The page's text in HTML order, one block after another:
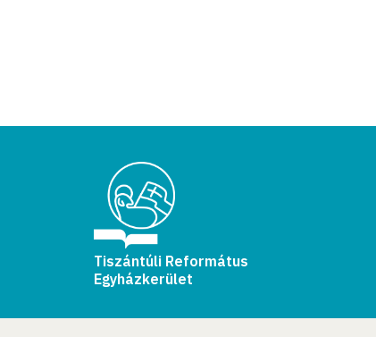
Tiszántúli Református
Egyházkerület